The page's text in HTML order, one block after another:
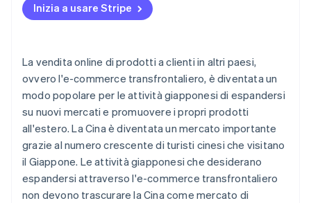
Inizia a usare Stripe
La vendita online di prodotti a clienti in altri paesi,
ovvero l'e-commerce transfrontaliero, è diventata un
modo popolare per le attività giapponesi di espandersi
su nuovi mercati e promuovere i propri prodotti
all'estero. La Cina è diventata un mercato importante
grazie al numero crescente di turisti cinesi che visitano
il Giappone. Le attività giapponesi che desiderano
espandersi attraverso l'e-commerce transfrontaliero
non devono trascurare la Cina come mercato di